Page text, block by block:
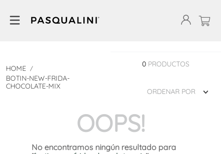
BOTIN-NEW-FRIDA-
CHOCOLATE-MIX
0 PRODUCTOS
ORDENAR POR
OOPS!
No encontramos ningún resultado para